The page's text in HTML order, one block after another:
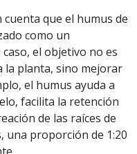
que el humus de
como un
caso, el objetivo no es
planta, sino mejorar
el humus ayuda a
facilita la retención
de las raíces de
una proporción de 1:20